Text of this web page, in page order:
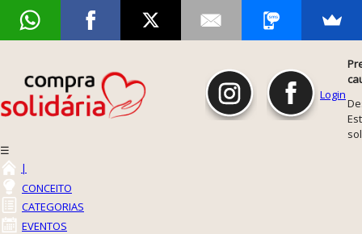
Login
☰
|
CONCEITO
CATEGORIAS
EVENTOS